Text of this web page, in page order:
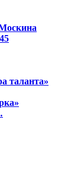
таланта»